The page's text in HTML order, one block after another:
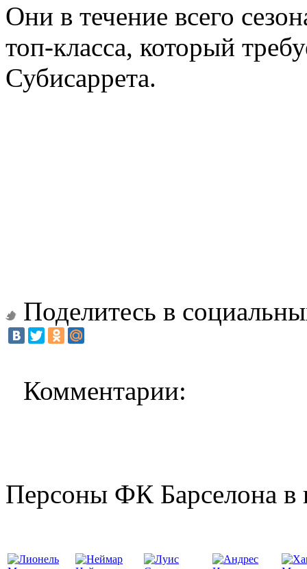
Они в течение всего
топ-класса, который
Субисаррета.
Поделитесь в
Комментарии:
Персоны ФК Барселона в